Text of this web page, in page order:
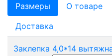
Размеры О товаре
Доставка
Заклепка 4,0*14